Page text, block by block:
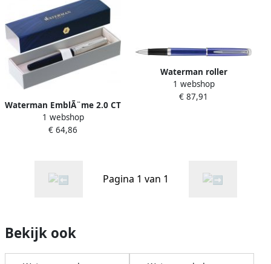
Waterman EmblÃ¨me 2.0 CT
vulpen medium punt blauw
1 webshop
€ 64,86
Waterman roller
HÃÂ©misphÃÂ¨re Bright
Blue met palladium detail
1 webshop
€ 87,91
Pagina 1 van 1
Bekijk ook